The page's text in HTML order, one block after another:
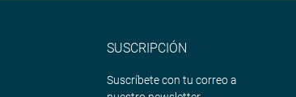
SUSCRIPCIÓN
Suscríbete con tu correo a